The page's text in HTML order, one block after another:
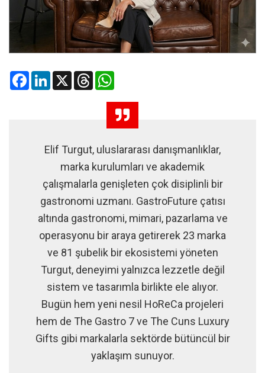
FacebookLinkedIn
X Threads
Elif Turgut, uluslararası danışmanlıklar,
marka kurulumları ve akademik
çalışmalarla genişleten çok disiplinli bir
gastronomi uzmanı. GastroFuture çatısı
altında gastronomi, mimari, pazarlama ve
operasyonu bir araya getirerek 23 marka
ve 81 şubelik bir ekosistemi yöneten
Turgut, deneyimi yalnızca lezzetle değil
sistem ve tasarımla birlikte ele alıyor.
Bugün hem yeni nesil HoReCa projeleri
hem de The Gastro 7 ve The Cuns Luxury
Gifts gibi markalarla sektörde bütüncül bir
yaklaşım sunuyor.